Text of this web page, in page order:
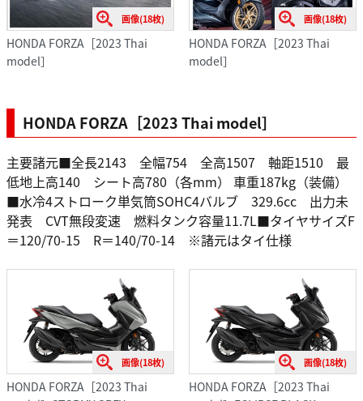
画像(18枚)
HONDA FORZA［2023 Thai
model］
画像(18枚)
HONDA FORZA［2023 Thai
model］
HONDA FORZA［2023 Thai model］
主要諸元■全長2143 全幅754 全高1507 軸距1510 最
低地上高140 シート高780（各mm） 車重187kg（装備）
■水冷4ストローク単気筒SOHC4バルブ 329.6cc 出力未
発表 CVT無段変速 燃料タンク容量11.7L■タイヤサイズF
＝120/70-15 R＝140/70-14 ※諸元はタイ仕様
画像(18枚)
HONDA FORZA［2023 Thai
画像(18枚)
HONDA FORZA［2023 Thai